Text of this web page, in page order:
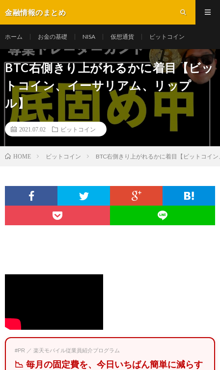
金融情報のまとめ
ホーム お金の基礎 NISA 仮想通貨 ビットコイン
BTC右側きり上がれるかに着目【ビッ
トコイン、イーサリアム、リップ
ル】
2021.07.02 ビットコイン
HOME ビットコイン BTC右側きり上がれるかに着目【ビットコイ
#PR ／ 楽天モバイル従業員紹介プログラム
📉 毎月の固定費を、今日いちばん簡単に減らす